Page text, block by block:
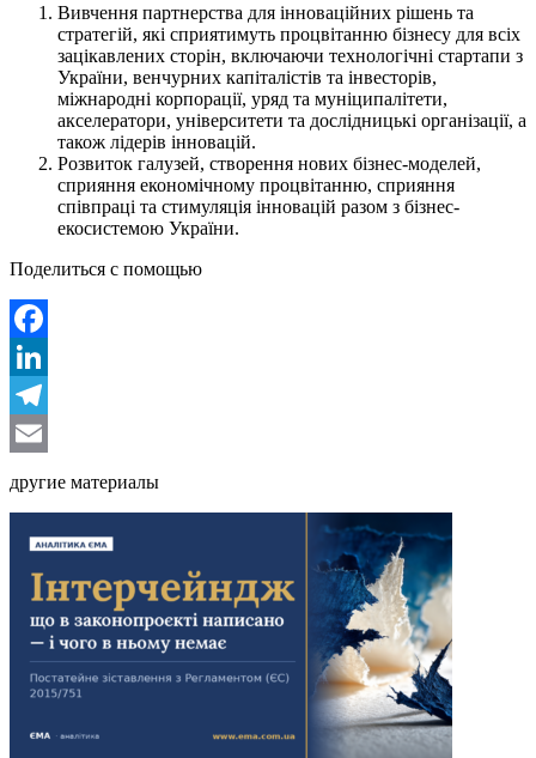
Вивчення партнерства для інноваційних рішень та
стратегій, які сприятимуть процвітанню бізнесу для всіх
зацікавлених сторін, включаючи технологічні стартапи з
України, венчурних капіталістів та інвесторів,
міжнародні корпорації, уряд та муніципалітети,
акселератори, університети та дослідницькі організації, а
також лідерів інновацій.
Розвиток галузей, створення нових бізнес-моделей,
сприяння економічному процвітанню, сприяння
співпраці та стимуляція інновацій разом з бізнес-
екосистемою України.
Поделиться с помощью
Facebook
LinkedIn
Telegram
другие материалы